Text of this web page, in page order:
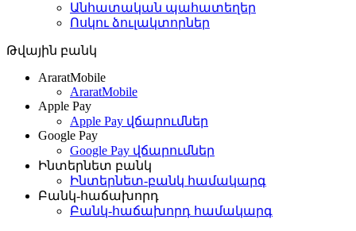
Անհատական պահատեղեր
Ոսկու ձուլակտորներ
Թվային բանկ
AraratMobile
AraratMobile
Apple Pay
Apple Pay վճարումներ
Google Pay
Google Pay վճարումներ
Ինտերնետ բանկ
Ինտերնետ-բանկ համակարգ
Բանկ-հաճախորդ
Բանկ-հաճախորդ համակարգ